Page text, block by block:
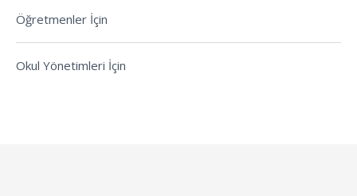
Öğretmenler İçin
Okul Yönetimleri İçin